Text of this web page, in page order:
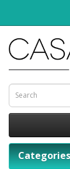
Categories